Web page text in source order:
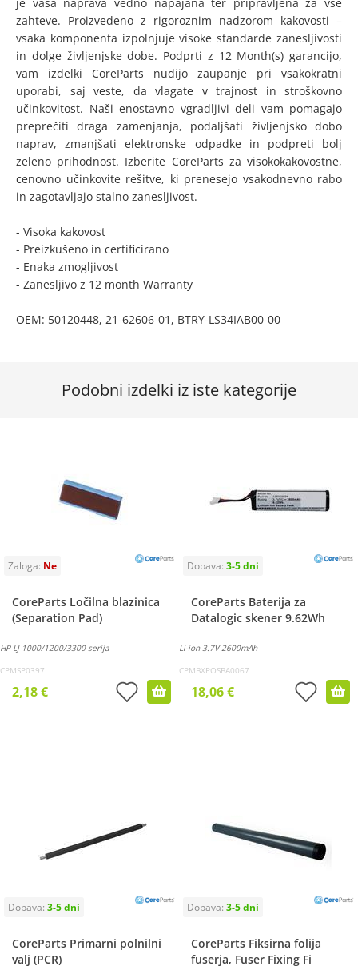
zahteve. Proizvedeno z rigoroznim nadzorom kakovosti –
vsaka komponenta izpolnjuje visoke standarde zanesljivosti
in dolge življenjske dobe. Podprti z 12 Month(s) garancijo,
vam izdelki CoreParts nudijo zaupanje pri vsakokratni
uporabi, saj veste, da vlagate v trajnost in stroškovno
učinkovitost. Naši enostavno vgradljivi deli vam pomagajo
preprečiti draga zamenjanja, podaljšati življenjsko dobo
naprav, zmanjšati elektronske odpadke in podpreti bolj
zeleno prihodnost. Izberite CoreParts za visokokakovostne,
cenovno učinkovite rešitve, ki prenesejo vsakodnevno rabo
in zagotavljajo stalno zanesljivost.
- Visoka kakovost
- Preizkušeno in certificirano
- Enaka zmogljivost
- Zanesljivo z 12 month Warranty
OEM: 50120448, 21-62606-01, BTRY-LS34IAB00-00
Podobni izdelki iz iste kategorije
CoreParts Ločilna blazinica
(Separation Pad)
HP LJ 1000/1200/3300 serija
CPMSP0397
2,18 €
CoreParts Baterija za
Datalogic skener 9.62Wh
Li-ion 3.7V 2600mAh
CPMBXPOSBA0067
18,06 €
CoreParts Primarni polnilni
valj (PCR)
CoreParts Fiksirna folija
fuserja, Fuser Fixing Fi